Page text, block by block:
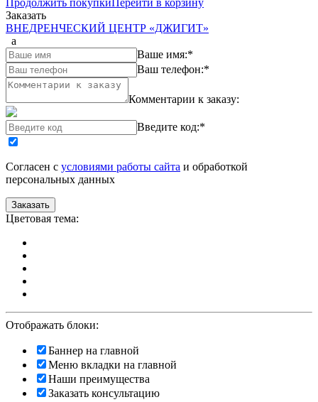
Продолжить покупкиПерейти в корзину
Заказать
ВНЕДРЕНЧЕСКИЙ ЦЕНТР «ДЖИГИТ»
a
Ваше имя:*
Ваш телефон:*
Комментарии к заказу:
Введите код:*
Согласен с условиями работы сайта и обработкой
персональных данных
Цветовая тема:
Отображать блоки:
Баннер на главной
Меню вкладки на главной
Наши преимущества
Заказать консультацию